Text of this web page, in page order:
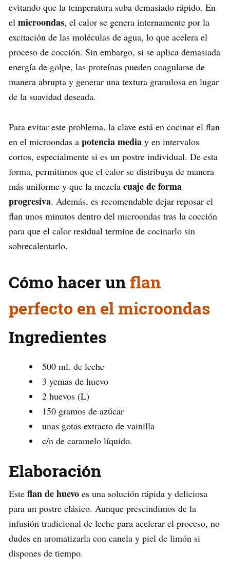
evitando que la temperatura suba demasiado rápido. En
el microondas, el calor se genera internamente por la
excitación de las moléculas de agua, lo que acelera el
proceso de cocción. Sin embargo, si se aplica demasiada
energía de golpe, las proteínas pueden coagularse de
manera abrupta y generar una textura granulosa en lugar
de la suavidad deseada.
Para evitar este problema, la clave está en cocinar el flan
en el microondas a potencia media y en intervalos
cortos, especialmente si es un postre individual. De esta
forma, permitimos que el calor se distribuya de manera
más uniforme y que la mezcla cuaje de forma
progresiva. Además, es recomendable dejar reposar el
flan unos minutos dentro del microondas tras la cocción
para que el calor residual termine de cocinarlo sin
sobrecalentarlo.
Cómo hacer unflan
perfecto en el microondas
Ingredientes
500 ml. de leche
3 yemas de huevo
2 huevos (L)
150 gramos de azúcar
unas gotas extracto de vainilla
c/n de caramelo líquido.
Elaboración
Este flan de huevo es una solución rápida y deliciosa
para un postre clásico. Aunque prescindimos de la
infusión tradicional de leche para acelerar el proceso, no
dudes en aromatizarla con canela y piel de limón si
dispones de tiempo.